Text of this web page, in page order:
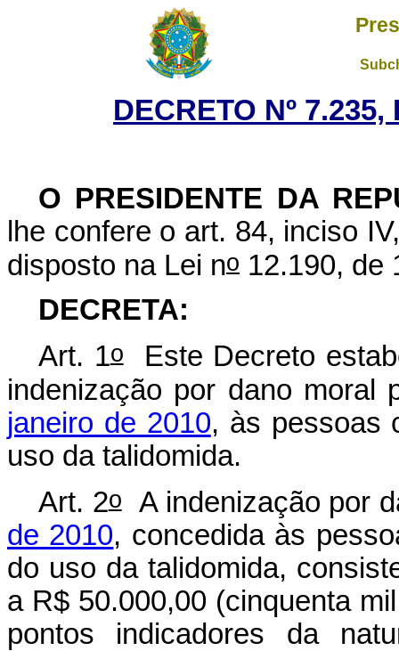
DECRETO Nº
O PRESIDENTE DA
lhe confere o art. 84, inciso
disposto na Lei no 12.190, de
DECRETA:
Art. 1oEste Decreto
indenização por dano moral
janeiro de 2010, às pessoas
uso da talidomida.
Art. 2oA indenização por
de 2010, concedida às
do uso da talidomida,
a R$ 50.000,00 (cinquenta
pontos indicadores da